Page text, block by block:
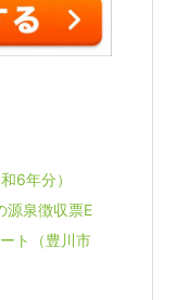
6年分）
泉徴収票E
ト（豊川市